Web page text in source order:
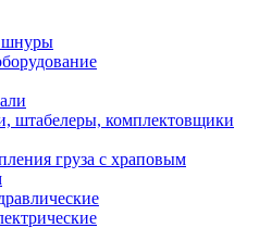
шнуры
штабелеры, комплектовщики
груза с храповым